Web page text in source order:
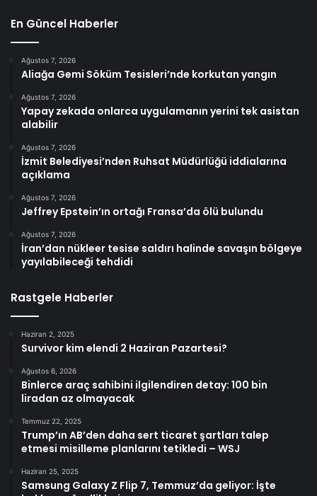
En Güncel Haberler
Ağustos 7, 2026
Aliağa Gemi Söküm Tesisleri’nde korkutan yangın
Ağustos 7, 2026
Yapay zekada onlarca uygulamanın yerini tek asistan
alabilir
Ağustos 7, 2026
İzmit Belediyesi’nden Ruhsat Müdürlüğü iddialarına
açıklama
Ağustos 7, 2026
Jeffrey Epstein’ın ortağı Fransa’da ölü bulundu
Ağustos 7, 2026
İran’dan nükleer tesise saldırı halinde savaşın bölgeye
yayılabileceği tehdidi
Rastgele Haberler
Haziran 2, 2025
Survivor kim elendi 2 Haziran Pazartesi?
Ağustos 6, 2026
Binlerce araç sahibini ilgilendiren detay: 100 bin
liradan az olmayacak
Temmuz 22, 2025
Trump’ın AB’den daha sert ticaret şartları talep
etmesi misilleme planlarını tetikledi – WSJ
Haziran 25, 2025
Samsung Galaxy Z Flip 7, Temmuz’da geliyor: İşte